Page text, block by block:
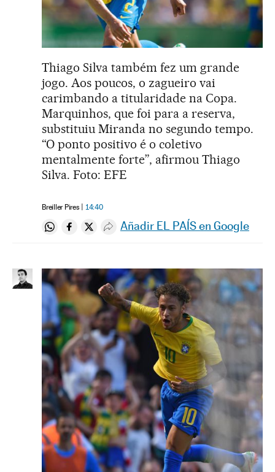
Thiago Silva também fez um grande
jogo. Aos poucos, o zagueiro vai
carimbando a titularidade na Copa.
Marquinhos, que foi para a reserva,
substituiu Miranda no segundo tempo.
“O ponto positivo é o coletivo
mentalmente forte”, afirmou Thiago
Silva. Foto: EFE
Breiller Pires 14:40
Compartir en Whatsapp
Compartir en Facebook
Compartir en Twitter
Desplegar Redes Sociales
Añadir EL PAÍS en Google